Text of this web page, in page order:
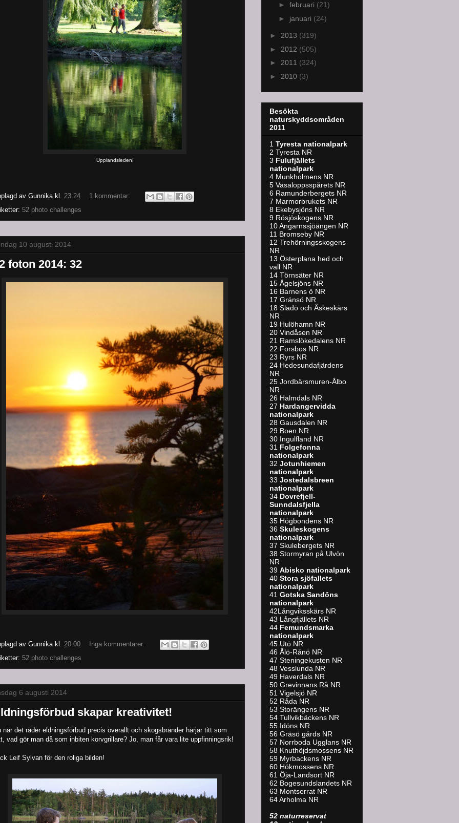
Upplandsleden!
av Gunnika kl. 23:24
1 kommentar:
52 photo challenges
10 augusti 2014
foton 2014: 32
av Gunnika kl. 20:00
Inga kommentarer:
52 photo challenges
6 augusti 2014
skapar kreativitet!
när det råder eldningsförbud precis överallt och skogsbränder härjar titt som
vad gör man då som inbiten korvgrillare? Jo, man får vara lite uppfinningsrik!
Leif Sylvan för den roliga bilden!
► februari (21)
► januari (24)
► 2013 (319)
► 2012 (505)
► 2011 (324)
► 2010 (3)
Besökta
naturskyddsområden
2011
1 Tyresta nationalpark
2 Tyresta NR
3 Fulufjällets
nationalpark
4 Munkholmens NR
5 Vasaloppsspårets NR
6 Ramunderbergets NR
7 Marmorbrukets NR
8 Ekebysjöns NR
9 Rösjöskogens NR
10 Angarnssjöängen NR
11 Bromseby NR
12 Trehörningsskogens
NR
13 Österplana hed och
vall NR
14 Törnsäter NR
15 Ågelsjöns NR
16 Barnens ö NR
17 Gränsö NR
18 Sladö och Äskeskärs
NR
19 Hulöhamn NR
20 Vindåsen NR
21 Ramslökedalens NR
22 Forsbos NR
23 Ryrs NR
24 Hedesundafjärdens
NR
25 Jordbärsmuren-Ålbo
NR
26 Halmdals NR
27 Hardangervidda
nationalpark
28 Gausdalen NR
29 Boen NR
30 Ingulfland NR
31 Folgefonna
nationalpark
32 Jotunhiemen
nationalpark
33 Jostedalsbreen
nationalpark
34 Dovrefjell-
Sunndalsfjella
nationalpark
35 Högbondens NR
36 Skuleskogens
nationalpark
37 Skulebergets NR
38 Stormyran på Ulvön
NR
39 Abisko nationalpark
40 Stora sjöfallets
nationalpark
41 Gotska Sandöns
nationalpark
42Långviksskärs NR
43 Långfjällets NR
44 Femundsmarka
nationalpark
45 Utö NR
46 Ålö-Rånö NR
47 Steningekusten NR
48 Vesslunda NR
49 Haverdals NR
50 Grevinnans Rå NR
51 Vigelsjö NR
52 Råda NR
53 Storängens NR
54 Tullvikbäckens NR
55 Idöns NR
56 Gräsö gårds NR
57 Norrboda Ugglans NR
58 Knuthöjdsmossens NR
59 Myrbackens NR
60 Hökmossens NR
61 Öja-Landsort NR
62 Bogesundslandets NR
63 Montserrat NR
64 Arholma NR
52 naturreservat